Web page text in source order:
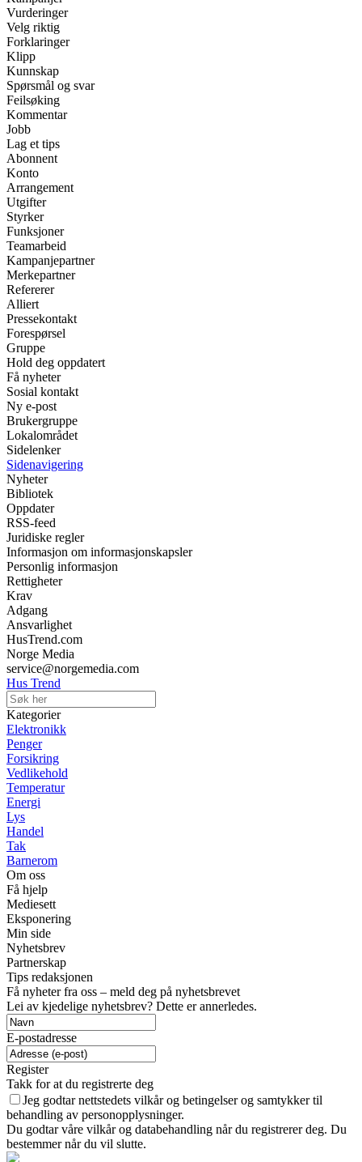
Vurderinger
Velg riktig
Forklaringer
Klipp
Kunnskap
Spørsmål og svar
Feilsøking
Kommentar
Jobb
Lag et tips
Abonnent
Konto
Arrangement
Utgifter
Styrker
Funksjoner
Teamarbeid
Kampanjepartner
Merkepartner
Refererer
Alliert
Pressekontakt
Forespørsel
Gruppe
Hold deg oppdatert
Få nyheter
Sosial kontakt
Ny e-post
Brukergruppe
Lokalområdet
Sidelenker
Sidenavigering
Nyheter
Bibliotek
Oppdater
RSS-feed
Juridiske regler
Informasjon om informasjonskapsler
Personlig informasjon
Rettigheter
Krav
Adgang
Ansvarlighet
HusTrend.com
Norge Media
service@norgemedia.com
Hus Trend
Kategorier
Elektronikk
Penger
Forsikring
Vedlikehold
Temperatur
Energi
Lys
Handel
Tak
Barnerom
Om oss
Få hjelp
Mediesett
Eksponering
Min side
Nyhetsbrev
Partnerskap
Tips redaksjonen
Få nyheter fra oss – meld deg på nyhetsbrevet
Lei av kjedelige nyhetsbrev? Dette er annerledes.
E-postadresse
Register
Takk for at du registrerte deg
Jeg godtar nettstedets vilkår og betingelser og samtykker til
behandling av personopplysninger.
Du godtar våre vilkår og databehandling når du registrerer deg. Du
bestemmer når du vil slutte.